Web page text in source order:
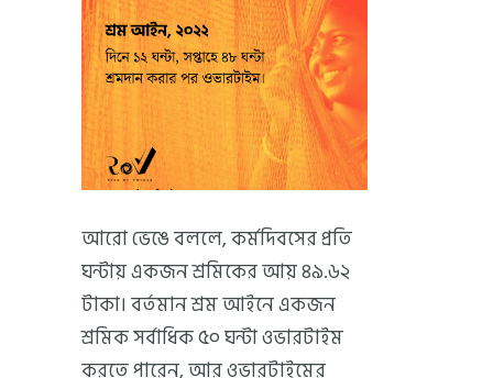
আরো ভেঙে বললে, কর্মদিবসের প্রতি
ঘন্টায় একজন শ্রমিকের আয় ৪৯.৬২
টাকা। বর্তমান শ্রম আইনে একজন
শ্রমিক সর্বাধিক ৫০ ঘন্টা ওভারটাইম
করতে পারেন, আর ওভারটাইমের